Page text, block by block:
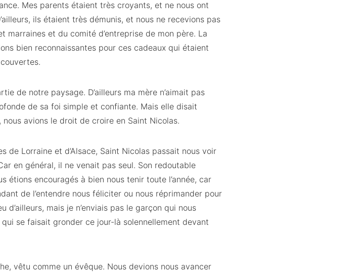
Mes parents étaient très croyants, et ne nous ont
ils étaient très démunis, et nous ne recevions pas
marraines et du comité d’entreprise de mon père. La
bien reconnaissantes pour ces cadeaux qui étaient
de notre paysage. D’ailleurs ma mère n’aimait pas
de sa foi simple et confiante. Mais elle disait
nous avions le droit de croire en Saint Nicolas.
de Lorraine et d’Alsace, Saint Nicolas passait nous voir
en général, il ne venait pas seul. Son redoutable
étions encouragés à bien nous tenir toute l’année, car
de l’entendre nous féliciter ou nous réprimander pour
mais je n’enviais pas le garçon qui nous
se faisait gronder ce jour-là solennellement devant
vêtu comme un évêque. Nous devions nous avancer